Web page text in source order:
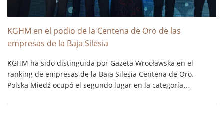
KGHM en el podio de la Centena de Oro de las
empresas de la Baja Silesia
KGHM ha sido distinguida por Gazeta Wrocławska en el
ranking de empresas de la Baja Silesia Centena de Oro.
Polska Miedź ocupó el segundo lugar en la categoría
millones de eslotis». ...